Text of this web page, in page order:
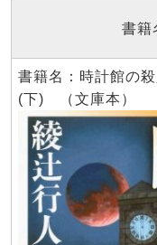
書籍
書籍名：時計館の
(下) （文庫本）